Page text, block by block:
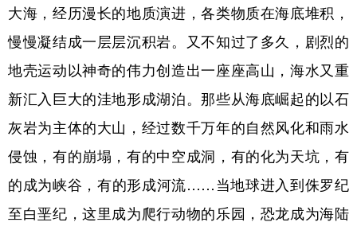
大海，经历漫长的地质演进，各类物质在海底堆积，
慢慢凝结成一层层沉积岩。又不知过了多久，剧烈的
地壳运动以神奇的伟力创造出一座座高山，海水又重
新汇入巨大的洼地形成湖泊。那些从海底崛起的以石
灰岩为主体的大山，经过数千万年的自然风化和雨水
侵蚀，有的崩塌，有的中空成洞，有的化为天坑，有
的成为峡谷，有的形成河流……当地球进入到侏罗纪
至白垩纪，这里成为爬行动物的乐园，恐龙成为海陆